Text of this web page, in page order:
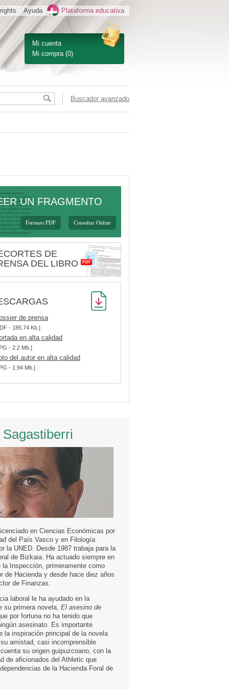
Mi cuenta
Mi compra (0)
Ayuda Plataforma educativa
Buscador avanzado
UN FRAGMENTO
Consultar Online
Formato PDF
DE
DEL LIBRO
de prensa
- 185.74 Kb.]
en alta calidad
- 2.2 Mb.]
del autor en alta calidad
- 1.94 Mb.]
en Ciencias Económicas por
del País Vasco y en Filología
la UNED. Desde 1987 trabaja para la
de Bizkaia. Ha actuado siempre en
la Inspección, primeramente como
de Hacienda y desde hace diez años
de Finanzas.
laboral le ha ayudado en la
su primera novela, El asesino de
por fortuna no ha tenido que
asesinato. Es importante
la inspiración principal de la novela
amistad, casi incomprensible
su origen guipuzcoano, con la
de aficionados del Athletic que
de la Hacienda Foral de